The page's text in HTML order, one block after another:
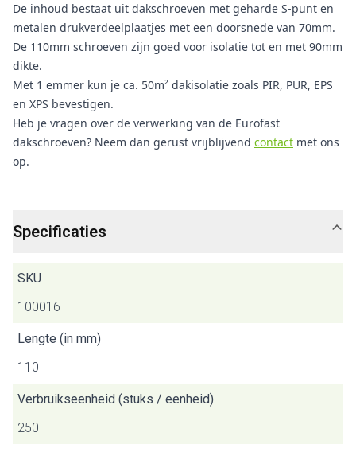
De inhoud bestaat uit dakschroeven met geharde S-punt en
metalen drukverdeelplaatjes met een doorsnede van 70mm.
De 110mm schroeven zijn goed voor isolatie tot en met 90mm
dikte.
Met 1 emmer kun je ca. 50m² dakisolatie zoals PIR, PUR, EPS
en XPS bevestigen.
Heb je vragen over de verwerking van de Eurofast
dakschroeven? Neem dan gerust vrijblijvend contact met ons
op.
Specificaties
SKU
100016
Lengte (in mm)
110
Verbruikseenheid (stuks / eenheid)
250